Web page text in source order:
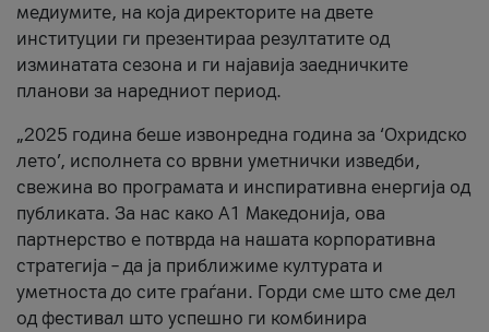
медиумите, на која директорите на двете
институции ги презентираа резултатите од
изминатата сезона и ги најавија заедничките
планови за наредниот период.
„2025 година беше извонредна година за ‘Охридско
лето’, исполнета со врвни уметнички изведби,
свежина во програмата и инспиративна енергија од
публиката. За нас како A1 Македонија, ова
партнерство е потврда на нашата корпоративна
стратегија – да ја приближиме културата и
уметноста до сите граѓани. Горди сме што сме дел
од фестивал што успешно ги комбинира